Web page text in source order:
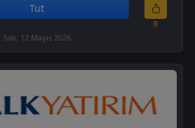
Tut
0
Salı, 12 Mayıs 2026